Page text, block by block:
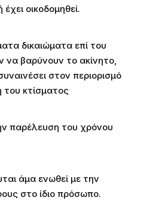
οικοδομηθεί.
δικαιώματα επί του
να βαρύνουν το ακίνητο,
στον περιορισμό
του κτίσματος
παρέλευση του χρόνου
άμα ενωθεί με την
στο ίδιο πρόσωπο.